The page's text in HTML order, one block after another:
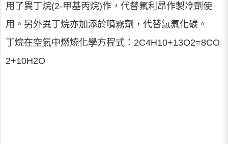
用了異丁烷(2-甲基丙烷)作，代替氟利昂作製冷劑使
用。另外異丁烷亦加添於噴霧劑，代替氯氟化碳。
丁烷在空氣中燃燒化學方程式：2C4H10+13O2=8CO
2+10H2O